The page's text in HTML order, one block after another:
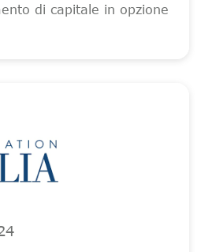
di capitale in opzione